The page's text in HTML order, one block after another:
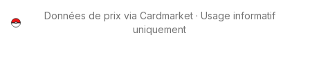
Données de prix via Cardmarket · Usage informatif
uniquement